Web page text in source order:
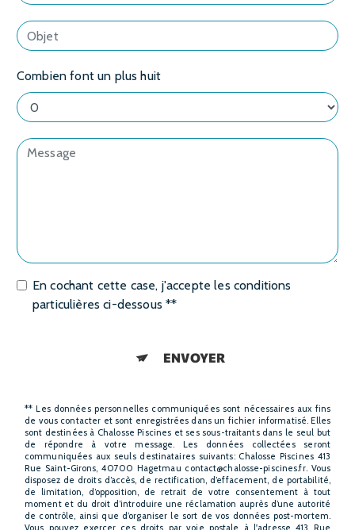
Combien font un plus huit
En cochant cette case, j'accepte les conditions
particulières ci-dessous **
ENVOYER
** Les données personnelles communiquées sont nécessaires aux fins
de vous contacter et sont enregistrées dans un fichier informatisé. Elles
sont destinées à Chalosse Piscines et ses sous-traitants dans le seul but
de répondre à votre message. Les données collectées seront
communiquées aux seuls destinataires suivants: Chalosse Piscines 413
Rue Saint-Girons, 40700 Hagetmau contact@chalosse-piscines.fr. Vous
disposez de droits d’accès, de rectification, d’effacement, de portabilité,
de limitation, d’opposition, de retrait de votre consentement à tout
moment et du droit d’introduire une réclamation auprès d’une autorité
de contrôle, ainsi que d’organiser le sort de vos données post-mortem.